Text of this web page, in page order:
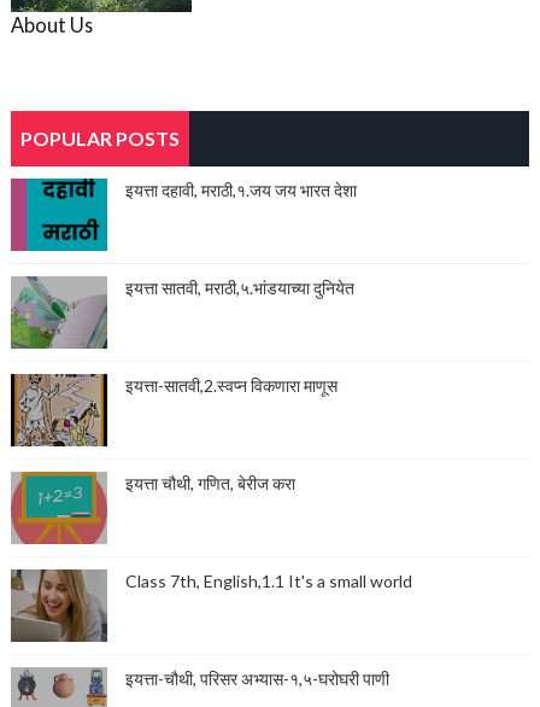
About Us
POPULAR POSTS
इयत्ता दहावी, मराठी,१.जय जय भारत देशा
इयत्ता सातवी, मराठी,५.भांडयाच्या दुनियेत
इयत्ता-सातवी,2.स्वप्न विकणारा माणूस
इयत्ता चौथी, गणित, बेरीज करा
Class 7th, English,1.1 It's a small world
इयत्ता-चौथी, परिसर अभ्यास-१,५-घरोघरी पाणी